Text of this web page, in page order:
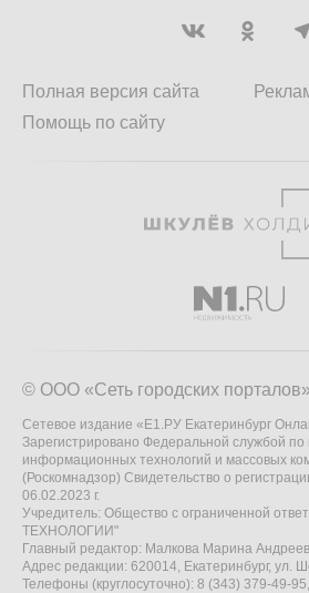
Полная версия сайта
Помощь по сайту
© ООО «Сеть городских порталов»
Сетевое издание «Е1.РУ Екатеринбург
Зарегистрировано Федеральной службой по
информационных технологий и массовых
(Роскомнадзор) Свидетельство о
06.02.2023 г.
Учредитель: Общество с ограниченной
ТЕХНОЛОГИИ"
Главный редактор: Малкова Марина
Адрес редакции: 620014, Екатеринбург, ул.
Телефоны (круглосуточно): 8 (343) 379-49-